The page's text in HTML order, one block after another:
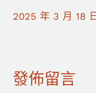
2025 年 3 月 18 日
發佈留言